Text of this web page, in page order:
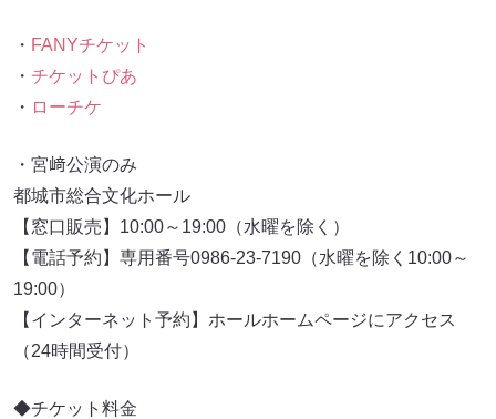
・ FANYチケット
・ チケットぴあ
・ ローチケ
・宮﨑公演のみ
都城市総合文化ホール
【窓口販売】10:00～19:00（水曜を除く）
【電話予約】専用番号0986-23-7190（水曜を除く10:00～
19:00）
【インターネット予約】ホールホームページにアクセス
（24時間受付）
◆チケット料金